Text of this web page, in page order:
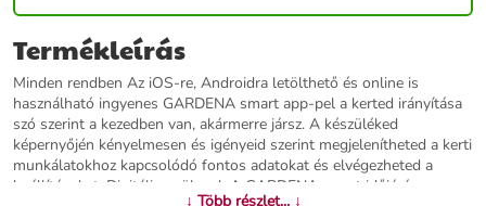
Termékleírás
Minden rendben Az iOS-re, Androidra letölthető és online is
használható ingyenes GARDENA smart app-pel a kerted irányítása
szó szerint a kezedben van, akármerre jársz. A készüléked
képernyőjén kényelmesen és igényeid szerint megjelenítheted a kerti
munkálatokhoz kapcsolódó fontos adatokat és elvégezheted a
beállításokat. Digitális gyökerek A GARDENA smart időjárás-
↓ Több részlet... ↓